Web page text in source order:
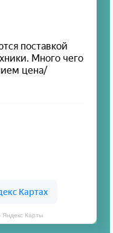
Яндекс Карты